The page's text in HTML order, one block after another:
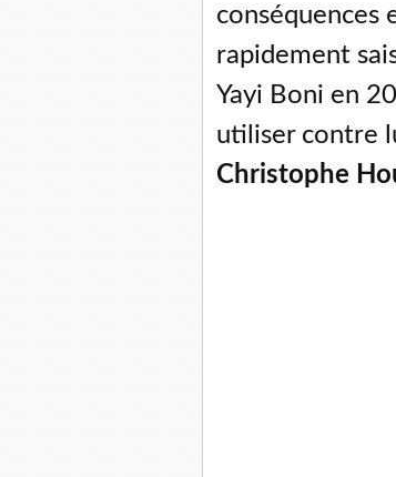
conséquences
rapidement
Yayi Boni en
utiliser contre
Christophe